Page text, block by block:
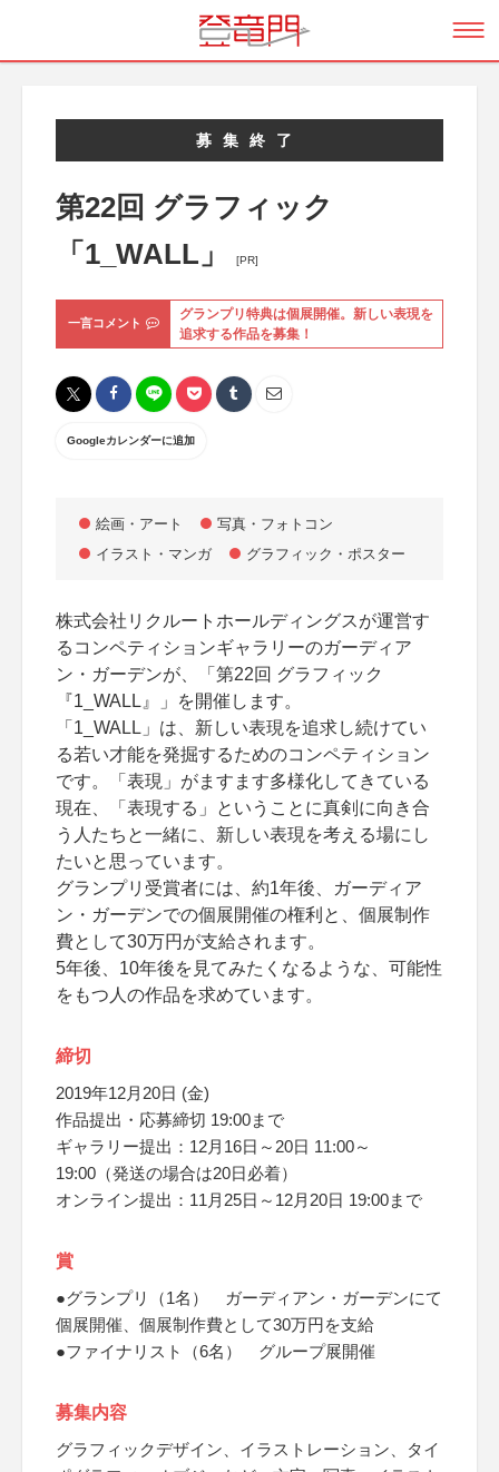
募集終了
第22回 グラフィック
「1_WALL」
[PR]
一言コメント
グランプリ特典は個展開催。新しい表現を
追求する作品を募集！
Googleカレンダーに追加
絵画・アート
写真・フォトコン
イラスト・マンガ
グラフィック・ポスター
株式会社リクルートホールディングスが運営す
るコンペティションギャラリーのガーディア
ン・ガーデンが、「第22回 グラフィック
『1_WALL』」を開催します。
「1_WALL」は、新しい表現を追求し続けてい
る若い才能を発掘するためのコンペティション
です。「表現」がますます多様化してきている
現在、「表現する」ということに真剣に向き合
う人たちと一緒に、新しい表現を考える場にし
たいと思っています。
グランプリ受賞者には、約1年後、ガーディア
ン・ガーデンでの個展開催の権利と、個展制作
費として30万円が支給されます。
5年後、10年後を見てみたくなるような、可能性
をもつ人の作品を求めています。
締切
2019年12月20日 (金)
作品提出・応募締切 19:00まで
ギャラリー提出：12月16日～20日 11:00～
19:00（発送の場合は20日必着）
オンライン提出：11月25日～12月20日 19:00まで
賞
●グランプリ（1名） ガーディアン・ガーデンにて
個展開催、個展制作費として30万円を支給
●ファイナリスト（6名） グループ展開催
募集内容
グラフィックデザイン、イラストレーション、タイ